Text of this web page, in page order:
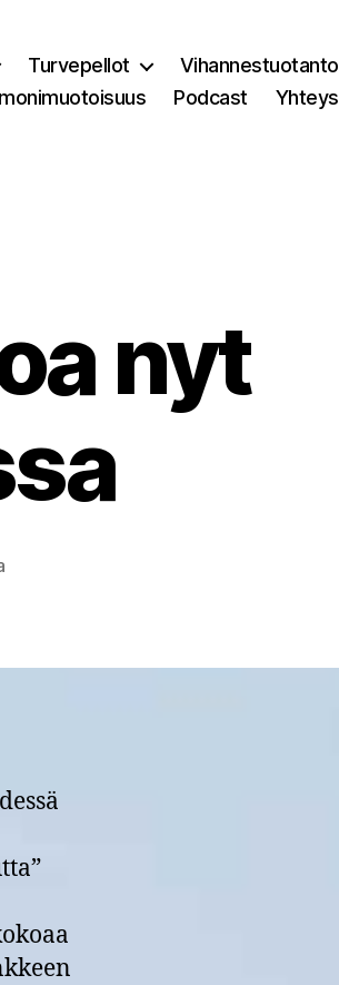
Turvepellot
Vihannestuotanto
Podcast Yhteys
nyt
artikkeliin
kansissa